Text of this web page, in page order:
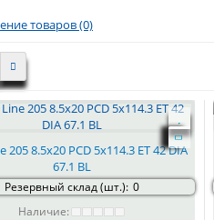
товаров (0)
205 8.5x20 PCD 5x114.3 ET 42 DIA
67.1 BL
Резервный склад (шт.): 0
Наличие: